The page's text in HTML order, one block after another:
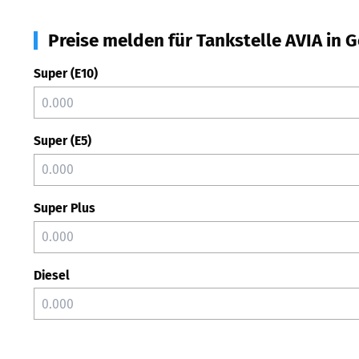
Preise melden für Tankstelle AVIA in
Super (E10)
Super (E5)
Super Plus
Diesel